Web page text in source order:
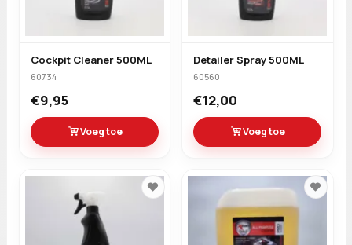
Cockpit Cleaner 500ML
60734
€9,95
Voeg toe
Detailer Spray 500ML
60560
€12,00
Voeg toe